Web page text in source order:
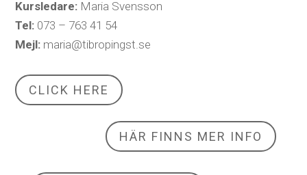
Kursledare: Maria Svensson
Tel: 073 – 763 41 54
Mejl: maria@tibropingst.se
CLICK HERE
HÄR FINNS MER INFO